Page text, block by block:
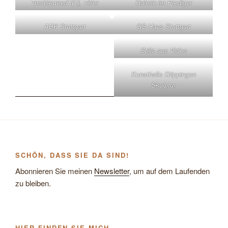
Tumbleweed I(1), Tirler Galerie im Prediger
ABK Stuttgart GS-Haus Stuttgart
Stills aus Video
Kunsthalle Göppingen
Skulptur
SCHÖN, DASS SIE DA SIND!
Abonnieren Sie meinen Newsletter, um auf dem Laufenden
zu bleiben.